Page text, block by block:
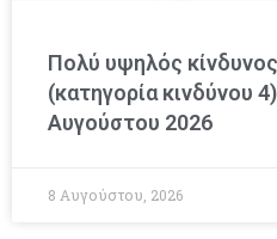
Πολύ υψηλός
(κατηγορία κινδύνου
Αυγούστου 2026
8 Αυγούστου, 2026